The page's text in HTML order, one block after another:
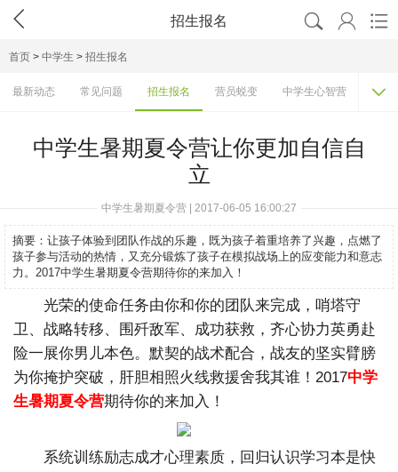
 招生报名   
首页 > 中学生 > 招生报名
最新动态 常见问题 招生报名 营员蜕变 中学生心智营 活动

中学生暑期夏令营让你更加自信自
立
中学生暑期夏令营 | 2017-06-05 16:00:27
摘要： 让孩子体验到团队作战的乐趣，既为孩子着重培养了兴趣，点燃了
孩子参与活动的热情，又充分锻炼了孩子在模拟战场上的应变能力和意志
力。2017中学生暑期夏令营期待你的来加入！
光荣的使命任务由你和你的团队来完成，哨塔守
卫、战略转移、围歼敌军、成功获救，齐心协力英勇赴
险一展你男儿本色。默契的战术配合，战友的坚实臂膀
为你掩护突破，肝胆相照火线救援舍我其谁！2017中学
生暑期夏令营期待你的来加入！
系统训练励志成才心理素质，回归认识学习本是快